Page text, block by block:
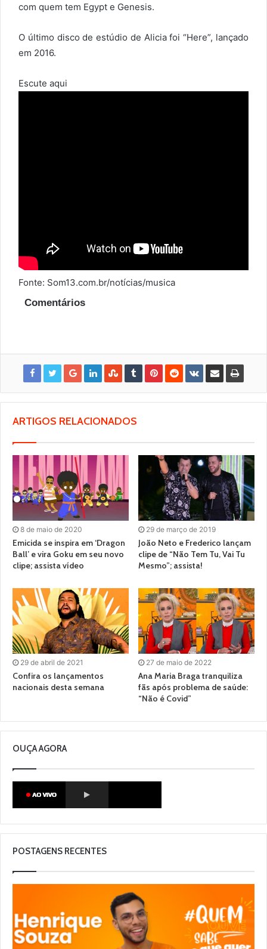
com quem tem Egypt e Genesis.
O último disco de estúdio de Alicia foi “Here”, lançado
em 2016.
Escute aqui
Fonte: Som13.com.br/notícias/musica
Comentários
ARTIGOS RELACIONADOS
8 de maio de 2020
Emicida se inspira em ‘Dragon
Ball’ e vira Goku em seu novo
clipe; assista vídeo
29 de março de 2019
João Neto e Frederico lançam
clipe de “Não Tem Tu, Vai Tu
Mesmo”; assista!
29 de abril de 2021
Confira os lançamentos
nacionais desta semana
27 de maio de 2022
Ana Maria Braga tranquiliza
fãs após problema de saúde:
“Não é Covid”
OUÇA AGORA
POSTAGENS RECENTES